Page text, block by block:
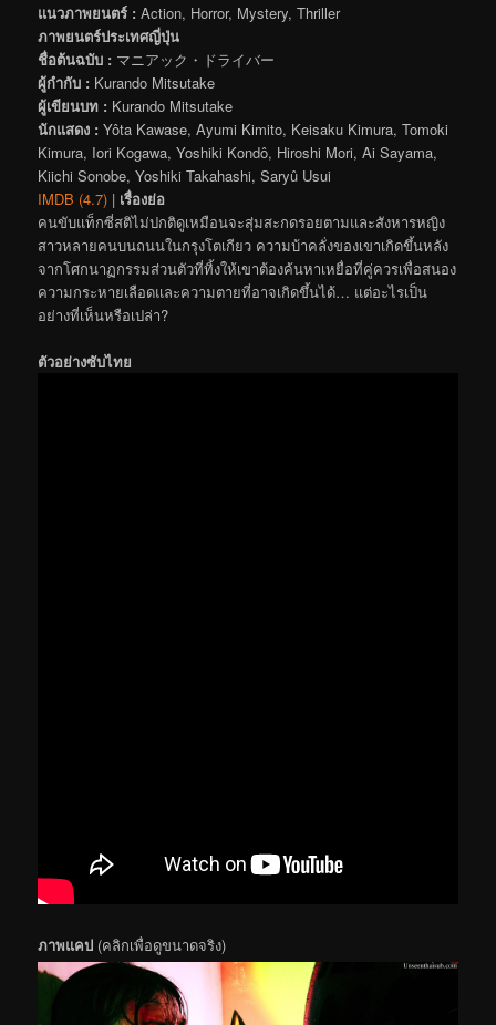
แนวภาพยนตร์ : Action, Horror, Mystery, Thriller
ภาพยนตร์ประเทศญี่ปุ่น
ชื่อต้นฉบับ : マニアック・ドライバー
ผู้กำกับ : Kurando Mitsutake
ผู้เขียนบท : Kurando Mitsutake
นักแสดง : Yôta Kawase, Ayumi Kimito, Keisaku Kimura, Tomoki
Kimura, Iori Kogawa, Yoshiki Kondô, Hiroshi Mori, Ai Sayama,
Kiichi Sonobe, Yoshiki Takahashi, Saryû Usui
IMDB (4.7) | เรื่องย่อ
คนขับแท็กซี่สติไม่ปกติดูเหมือนจะสุ่มสะกดรอยตามและสังหารหญิง
สาวหลายคนบนถนนในกรุงโตเกียว ความบ้าคลั่งของเขาเกิดขึ้นหลัง
จากโศกนาฏกรรมส่วนตัวที่ทิ้งให้เขาต้องค้นหาเหยื่อที่คู่ควรเพื่อสนอง
ความกระหายเลือดและความตายที่อาจเกิดขึ้นได้… แต่อะไรเป็น
อย่างที่เห็นหรือเปล่า?
ตัวอย่างซับไทย
ภาพแคป (คลิกเพื่อดูขนาดจริง)